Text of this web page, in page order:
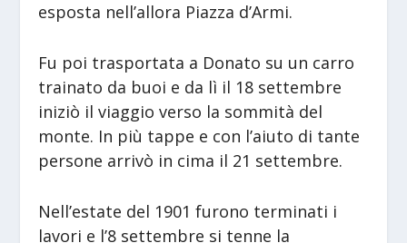
esposta nell’allora Piazza d’Armi.
Fu poi trasportata a Donato su un carro
trainato da buoi e da lì il 18 settembre
iniziò il viaggio verso la sommità del
monte. In più tappe e con l’aiuto di tante
persone arrivò in cima il 21 settembre.
Nell’estate del 1901 furono terminati i
lavori e l’8 settembre si tenne la